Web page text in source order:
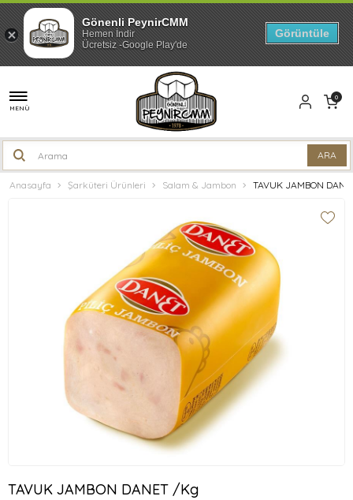
MENÜ
0
Anasayfa Şarküteri Ürünleri Salam & Jambon TAVUK JAMBON
TAVUK JAMBON DANET /Kg
Gönenli PeynirCMM
Hemen İndir
Ücretsiz -Google Play'de
Görüntüle